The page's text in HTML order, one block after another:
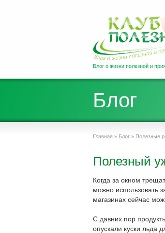
Блог о жизни полезной и
Блог
Главная » Блог » Полезные
Полезный
Когда за окном
можно использовать
магазинах сейчас
С давних пор
опускали куски льда